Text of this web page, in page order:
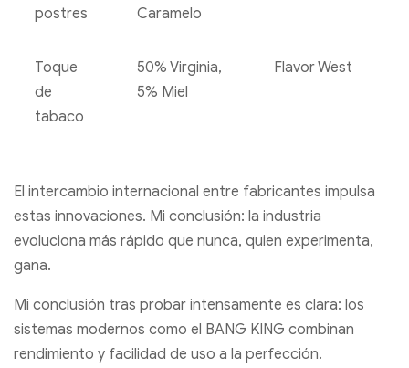
postres
Caramelo
Toque
de
tabaco
50% Virginia,
5% Miel
Flavor West
El intercambio internacional entre fabricantes impulsa
estas innovaciones. Mi conclusión: la industria
evoluciona más rápido que nunca, quien experimenta,
gana.
Mi conclusión tras probar intensamente es clara: los
sistemas modernos como el BANG KING combinan
rendimiento y facilidad de uso a la perfección.